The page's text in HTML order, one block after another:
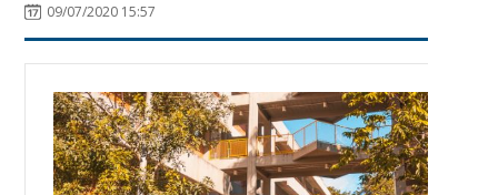
09/07/2020 15:57